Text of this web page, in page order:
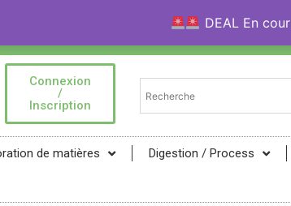
sur la Marketplace MAGMA Energy® !
Connexion
/
Inscription
de matières Digestion / Process
DEAL En